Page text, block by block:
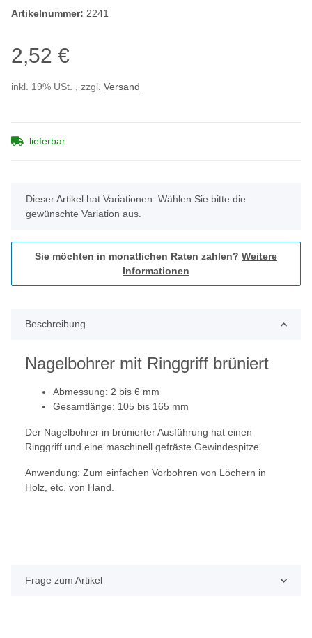
Artikelnummer: 2241
2,52 €
inkl. 19% USt. , zzgl. Versand
lieferbar
x
Dieser Artikel hat Variationen. Wählen Sie bitte die
gewünschte Variation aus.
Sie möchten in monatlichen Raten zahlen? Weitere
Informationen
Beschreibung
Nagelbohrer mit Ringgriff brüniert
Abmessung: 2 bis 6 mm
Gesamtlänge: 105 bis 165 mm
Der Nagelbohrer in brünierter Ausführung hat einen
Ringgriff und eine maschinell gefräste Gewindespitze.
Anwendung: Zum einfachen Vorbohren von Löchern in
Holz, etc. von Hand.
Frage zum Artikel